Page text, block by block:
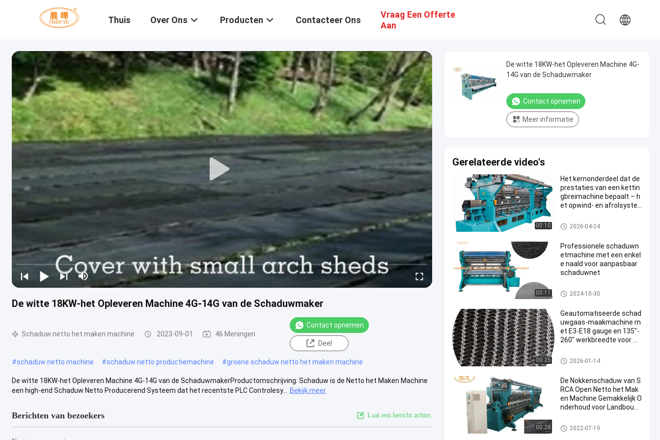
Thuis Over Ons Producten Contacteer Ons
Vraag Een Offerte
Aan
De witte 18KW-het Opleveren Machine 4G-14G van de Schaduwmaker
Schaduw netto het maken machine 2023-09-01 46 Meningen
Contact opnemen
Deel
#schaduw netto machine #schaduw netto productiemachine #groene schaduw netto het maken machine
De witte 18KW-het Opleveren Machine 4G-14G van de SchaduwmakerProductomschrijving: Schaduw is de Netto het Maken Machine
een high-end Schaduw Netto Producerend Systeem dat het recentste PLC Controlesy...
Bekijk meer
Berichten van bezoekers Laat een bericht achter.
De witte 18KW-het Opleveren Machine 4G-
14G van de Schaduwmaker
Contact opnemen
Meer informatie
Gerelateerde video's
00:10
Het kernonderdeel dat de
prestaties van een kettin
gbreimachine bepaalt – h
et opwind- en afrolsystee
Schaduw netto het maken ma
chine
2026-04-24
00:11
Professionele schaduwn
etmachine met een enkel
e naald voor aanpasbaar
schaduwnet
Schaduw netto het maken ma
chine
2024-10-30
00:25
Geautomatiseerde schad
uwgaas-maakmachine m
et E3-E18 gauge en 135"-
260" werkbreedte voor wi
ngen
Schaduw netto het maken ma
chine
2026-01-14
00:28
De Nokkenschaduw van S
RCA Open Netto het Mak
en Machine Gemakkelijk O
nderhoud voor Landbouw
Schaduw netto het maken ma
chine
2022-07-19